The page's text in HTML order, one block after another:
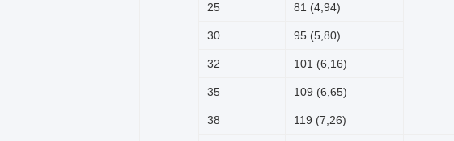
25 81 (4,94)
30 95 (5,80)
32 101 (6,16)
35 109 (6,65)
38 119 (7,26)